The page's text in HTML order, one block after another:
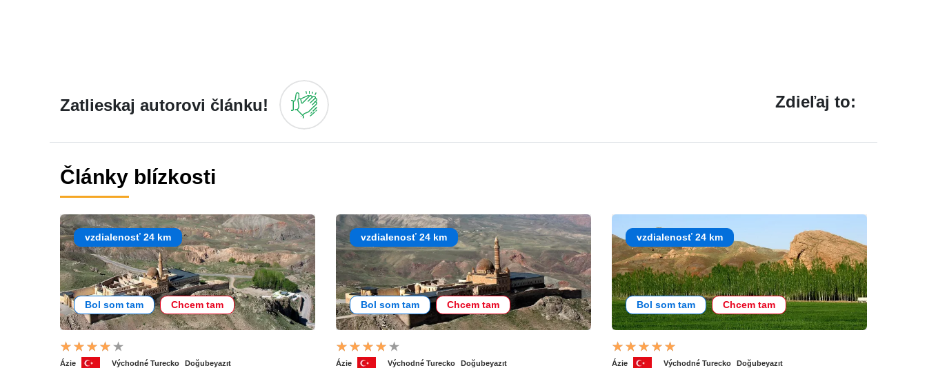
Zatlieskaj autorovi článku! Zdieľaj to:
Články blízkosti
vzdialenosť 24 km
Bol som tam Chcem tam
Ázie Východné Turecko Doğubeyazıt
vzdialenosť 24 km
Bol som tam Chcem tam
Ázie Východné Turecko Doğubeyazıt
vzdialenosť 24 km
Bol som tam Chcem tam
Ázie Východné Turecko Doğubeyazıt